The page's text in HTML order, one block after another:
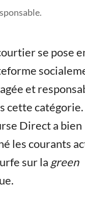
se pose
et
cette catégorie.
Direct a bien
les courants
sur la green